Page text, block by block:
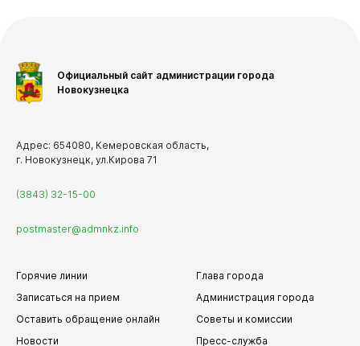
Официальный сайт администрации города
Новокузнецка
Адрес: 654080, Кемеровская область,
г. Новокузнецк, ул.Кирова 71
(3843) 32-15-00
postmaster@admnkz.info
Горячие линии
Записаться на прием
Оставить обращение онлайн
Новости
Глава города
Администрация города
Советы и комиссии
Пресс-служба